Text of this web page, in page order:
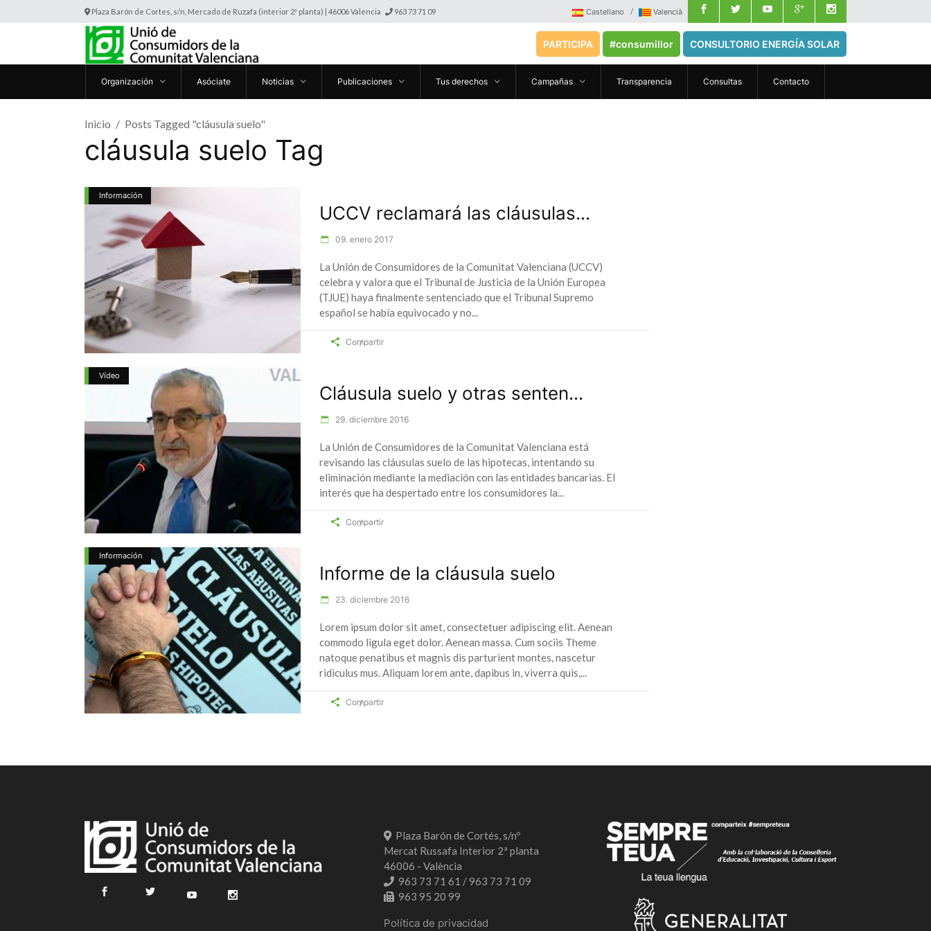
Plaza Barón de Cortes, s/n, Mercado de Ruzafa (interior 2ª planta) | 46006 Valencia 963 73 71 09 Castellano Valencià
PARTICIPA #consumillor CONSULTORIO ENERGÍA SOLAR
Organización Asóciate Noticias Publicaciones Tus derechos Campañas Transparencia Consultas Contacto
Inicio Posts Tagged "cláusula suelo"
cláusula suelo Tag
Información
UCCV reclamará las cláusulas...
09. enero 2017
La Unión de Consumidores de la Comunitat Valenciana (UCCV)
celebra y valora que el Tribunal de Justicia de la Unión Europea
(TJUE) haya finalmente sentenciado que el Tribunal Supremo
español se había equivocado y no
Compartir
Vídeo
Cláusula suelo y otras senten...
29. diciembre 2016
La Unión de Consumidores de la Comunitat Valenciana está
revisando las cláusulas suelo de las hipotecas, intentando su
eliminación mediante la mediación con las entidades bancarias. El
interés que ha despertado entre los consumidores la
Compartir
Información
Informe de la cláusula suelo
23. diciembre 2016
Lorem ipsum dolor sit amet, consectetuer adipiscing elit. Aenean
commodo ligula eget dolor. Aenean massa. Cum sociis Theme
natoque penatibus et magnis dis parturient montes, nascetur
ridiculus mus. Aliquam lorem ante, dapibus in, viverra quis,
Compartir
Plaza Barón de Cortés, s/nº
Mercat Russafa Interior 2ª planta
46006 - València
963 73 71 61 / 963 73 71 09
963 95 20 99
Política de privacidad